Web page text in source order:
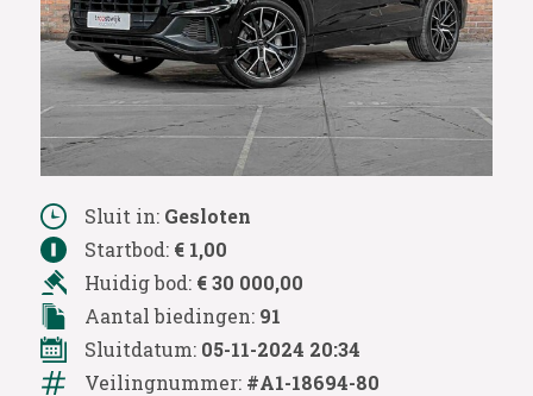
Sluit in: Gesloten
Startbod: € 1,00
Huidig bod: € 30 000,00
Aantal biedingen: 91
Sluitdatum: 05-11-2024 20:34
Veilingnummer: #A1-18694-80